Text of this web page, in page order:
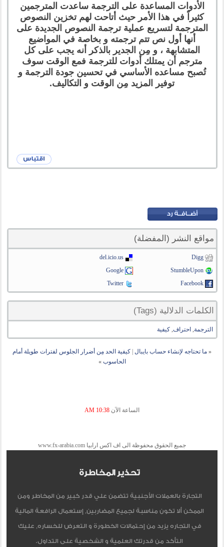
الأدوات المساعدة على الترجمة ساعدت المترجمين
كثيراً في هذا الأمر حيث أتاحت لهم تخزين النصوص
المترجمة لتسريع عملية ترجمة النصوص الجديدة على
أنها أول نص تتم ترجمته و بخاصة في المواضيع
المتشابهة ، و مِن الجدير بالذكر أنه يجب على كل
مترجم أن يمتلك أدوات للترجمة فمع الوقت سوف
تُصبح مساعده الأساسي في تحسين جودة الترجمة و
توفير المزيد مِن الوقت و التكاليف.
مواقع النشر (المفضلة)
Digg
del.icio.us
StumbleUpon
Google
Facebook
Twitter
الكلمات الدلالية (Tags)
الترجمة, احتراف,كيفية
« ما تحتاجه لإنشاء حساب بايبال كيفية الحد مِن أضرار الجلوس لفترات طويلة أمام
الحاسوب »
الساعة الآن 10:38 AM
جميع الحقوق محفوظة الى اف اكس ارابيا www.fx-arabia.com
تحذير المخاطرة
التجارة بالعملات الأجنبية تتضمن علي قدر كبير من المخاطر ومن
الممكن ألا تكون مناسبة لجميع المضاربين, إستعمال الرافعة المالية
في التجاره يزيد من إحتمالات الخطورة و التعرض للخساره, عليك
التأكد من قدرتك العلمية و الشخصية على التداول.